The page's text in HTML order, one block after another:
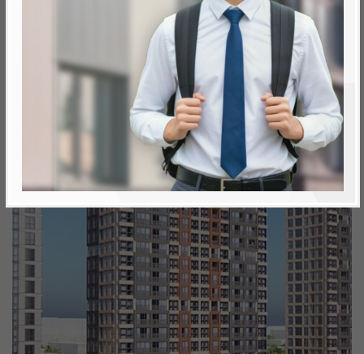
Минск, Октябрьский, ул. Аэродромная
метро «Ковальская Слобода», 566 м